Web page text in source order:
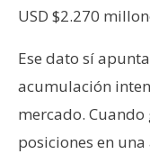
USD $2.270
Ese dato sí
acumulación
mercado. Cuando
posiciones en